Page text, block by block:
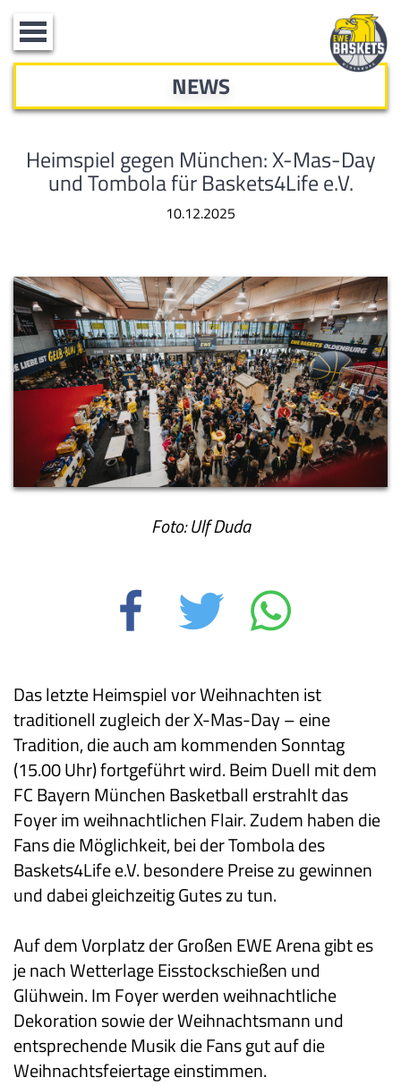
Toggle
navigation
NEWS
Heimspiel gegen München: X-Mas-Day
und Tombola für Baskets4Life e.V.
10.12.2025
Foto: Ulf Duda
Das letzte Heimspiel vor Weihnachten ist
traditionell zugleich der X-Mas-Day – eine
Tradition, die auch am kommenden Sonntag
(15.00 Uhr) fortgeführt wird. Beim Duell mit dem
FC Bayern München Basketball erstrahlt das
Foyer im weihnachtlichen Flair. Zudem haben die
Fans die Möglichkeit, bei der Tombola des
Baskets4Life e.V. besondere Preise zu gewinnen
und dabei gleichzeitig Gutes zu tun.
Auf dem Vorplatz der Großen EWE Arena gibt es
je nach Wetterlage Eisstockschießen und
Glühwein. Im Foyer werden weihnachtliche
Dekoration sowie der Weihnachtsmann und
entsprechende Musik die Fans gut auf die
Weihnachtsfeiertage einstimmen.